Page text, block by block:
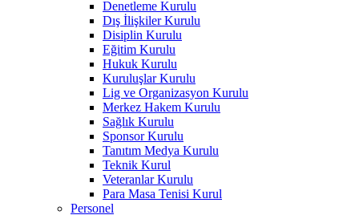
Denetleme Kurulu
Dış İlişkiler Kurulu
Disiplin Kurulu
Eğitim Kurulu
Hukuk Kurulu
Kuruluşlar Kurulu
Lig ve Organizasyon Kurulu
Merkez Hakem Kurulu
Sağlık Kurulu
Sponsor Kurulu
Tanıtım Medya Kurulu
Teknik Kurul
Veteranlar Kurulu
Para Masa Tenisi Kurul
Personel